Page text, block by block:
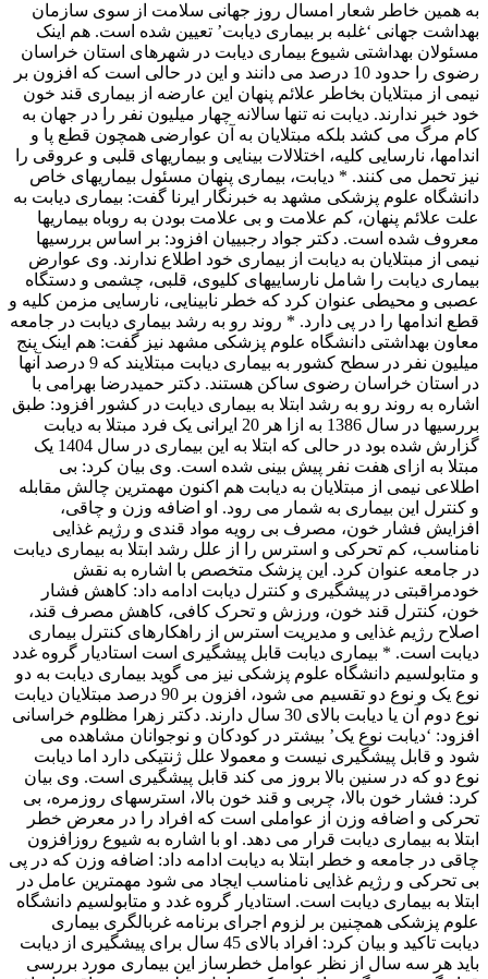
به همین خاطر شعار امسال روز جهانی سلامت از سوی سازمان
بهداشت جهانی ‘غلبه بر بیماری دیابت’ تعیین شده است. هم اینک
مسئولان بهداشتی شیوع بیماری دیابت در شهرهای استان خراسان
رضوی را حدود 10 درصد می دانند و این در حالی است که افزون بر
نیمی از مبتلایان بخاطر علائم پنهان این عارضه از بیماری قند خون
خود خبر ندارند. دیابت نه تنها سالانه چهار میلیون نفر را در جهان به
کام مرگ می کشد بلکه مبتلایان به آن عوارضی همچون قطع پا و
اندامها، نارسایی کلیه، اختلالات بینایی و بیماریهای قلبی و عروقی را
نیز تحمل می کنند. * دیابت، بیماری پنهان مسئول بیماریهای خاص
دانشگاه علوم پزشکی مشهد به خبرنگار ایرنا گفت: بیماری دیابت به
علت علائم پنهان، کم علامت و بی علامت بودن به روباه بیماریها
معروف شده است. دکتر جواد رجبییان افزود: بر اساس بررسیها
نیمی از مبتلایان به دیابت از بیماری خود اطلاع ندارند. وی عوارض
بیماری دیابت را شامل نارساییهای کلیوی، قلبی، چشمی و دستگاه
عصبی و محیطی عنوان کرد که خطر نابینایی، نارسایی مزمن کلیه و
قطع اندامها را در پی دارد. * روند رو به رشد بیماری دیابت در جامعه
معاون بهداشتی دانشگاه علوم پزشکی مشهد نیز گفت: هم اینک پنج
میلیون نفر در سطح کشور به بیماری دیابت مبتلایند که 9 درصد آنها
در استان خراسان رضوی ساکن هستند. دکتر حمیدرضا بهرامی با
اشاره به روند رو به رشد ابتلا به بیماری دیابت در کشور افزود: طبق
بررسیها در سال 1386 به ازا هر 20 ایرانی یک فرد مبتلا به دیابت
گزارش شده بود در حالی که ابتلا به این بیماری در سال 1404 یک
مبتلا به ازای هفت نفر پیش بینی شده است. وی بیان کرد: بی
اطلاعی نیمی از مبتلایان به دیابت هم اکنون مهمترین چالش مقابله
و کنترل این بیماری به شمار می رود. او اضافه وزن و چاقی،
افزایش فشار خون، مصرف بی رویه مواد قندی و رژیم غذایی
نامناسب، کم تحرکی و استرس را از علل رشد ابتلا به بیماری دیابت
در جامعه عنوان کرد. این پزشک متخصص با اشاره به نقش
خودمراقبتی در پیشگیری و کنترل دیابت ادامه داد: کاهش فشار
خون، کنترل قند خون، ورزش و تحرک کافی، کاهش مصرف قند،
اصلاح رژیم غذایی و مدیریت استرس از راهکارهای کنترل بیماری
دیابت است. * بیماری دیابت قابل پیشگیری است استادیار گروه غدد
و متابولسیم دانشگاه علوم پزشکی نیز می گوید بیماری دیابت به دو
نوع یک و نوع دو تقسیم می شود، افزون بر 90 درصد مبتلایان دیابت
نوع دوم آن یا دیابت بالای 30 سال دارند. دکتر زهرا مظلوم خراسانی
افزود: ‘دیابت نوع یک’ بیشتر در کودکان و نوجوانان مشاهده می
شود و قابل پیشگیری نیست و معمولا علل ژنتیکی دارد اما دیابت
نوع دو که در سنین بالا بروز می کند قابل پیشگیری است. وی بیان
کرد: فشار خون بالا، چربی و قند خون بالا، استرسهای روزمره، بی
تحرکی و اضافه وزن از عواملی است که افراد را در معرض خطر
ابتلا به بیماری دیابت قرار می دهد. او با اشاره به شیوع روزافزون
چاقی در جامعه و خطر ابتلا به دیابت ادامه داد: اضافه وزن که در پی
بی تحرکی و رژیم غذایی نامناسب ایجاد می شود مهمترین عامل در
ابتلا به بیماری دیابت است. استادیار گروه غدد و متابولسیم دانشگاه
علوم پزشکی همچنین بر لزوم اجرای برنامه غربالگری بیماری
دیابت تاکید و بیان کرد: افراد بالای 45 سال برای پیشگیری از دیابت
باید هر سه سال از نظر عوامل خطرساز این بیماری مورد بررسی